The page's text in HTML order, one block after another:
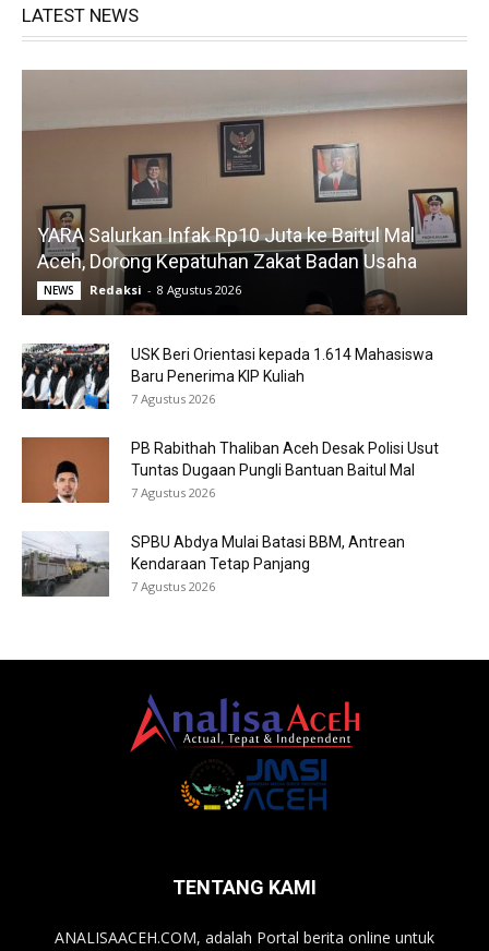
LATEST NEWS
YARA Salurkan Infak Rp10 Juta ke Baitul Mal
Aceh, Dorong Kepatuhan Zakat Badan Usaha
NEWS Redaksi - 8 Agustus 2026
USK Beri Orientasi kepada 1.614 Mahasiswa
Baru Penerima KIP Kuliah
7 Agustus 2026
PB Rabithah Thaliban Aceh Desak Polisi Usut
Tuntas Dugaan Pungli Bantuan Baitul Mal
7 Agustus 2026
SPBU Abdya Mulai Batasi BBM, Antrean
Kendaraan Tetap Panjang
7 Agustus 2026
TENTANG KAMI
ANALISAACEH.COM, adalah Portal berita online untuk